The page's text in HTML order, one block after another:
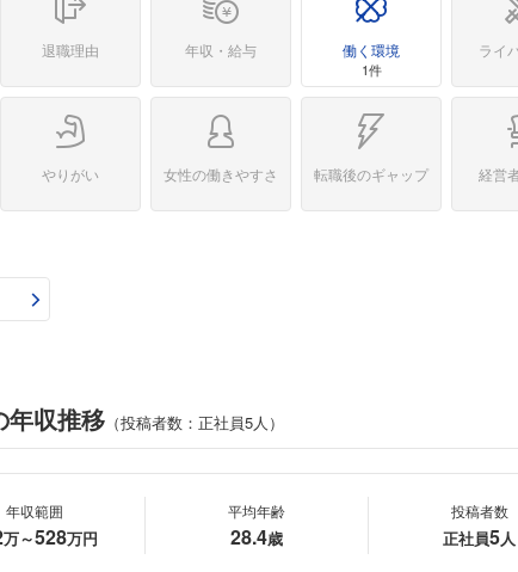
退職理由 年収・給与 働く環境
1件
ライ
やりがい 女性の働きやすさ 転職後のギャップ 経営
年収推移 （投稿者数：正社員5人）
年収範囲
万～528万円
平均年齢
28.4歳
投稿者数
正社員5人